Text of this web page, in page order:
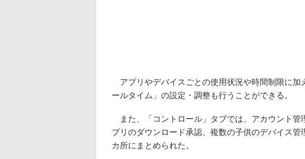
アプリやデバイスごとの使用状況や時間制限に加
ールタイム」の設定・調整も行うことができる。
また、「コントロール」タブでは、アカウント管
プリのダウンロード承認、複数の子供のデバイス管
カ所にまとめられた。